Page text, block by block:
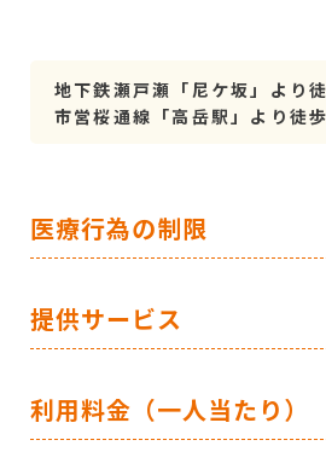
地下鉄瀬戸瀬「尼ケ坂」より
市営桜通線「高岳駅」より徒
医療行為の制限
提供サービス
利用料金（一人当たり）